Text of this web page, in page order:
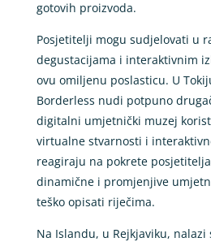
gotovih proizvoda.
Posjetitelji mogu sudjelovati u
degustacijama i interaktivnim
ovu omiljenu poslasticu. U
Borderless nudi potpuno
digitalni umjetnički muzej
virtualne stvarnosti i
reagiraju na pokrete
dinamične i promjenjive
teško opisati riječima.
Na Islandu, u Rejkjaviku, nalazi